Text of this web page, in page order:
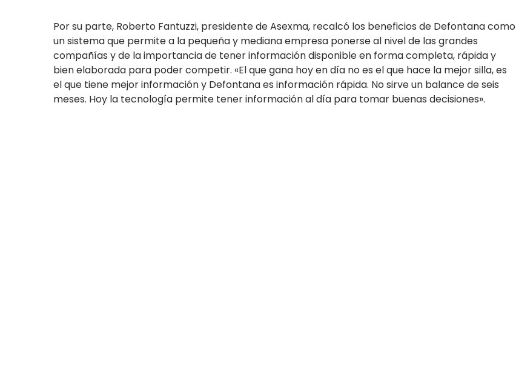
Por su parte, Roberto Fantuzzi, presidente de Asexma, recalcó los beneficios de Defontana como
un sistema que permite a la pequeña y mediana empresa ponerse al nivel de las grandes
compañías y de la importancia de tener información disponible en forma completa, rápida y
bien elaborada para poder competir. «El que gana hoy en día no es el que hace la mejor silla, es
el que tiene mejor información y Defontana es información rápida. No sirve un balance de seis
meses. Hoy la tecnología permite tener información al día para tomar buenas decisiones».